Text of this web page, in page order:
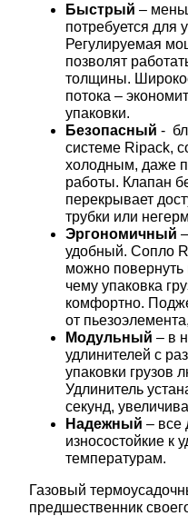
Быстрый –
потребуется для
Регулируемая
позволят
толщины.
потока –
упаковки.
Безопасный -
системе Ripack,
холодным, даже
работы. Клапан
перекрывает
трубки или
Эргономичный
удобный. Сопло
можно повернуть
чему упаковка
комфортно.
от
Модульный – в
удлинителей с
упаковки грузов
Удлинитель
секунд,
Надежный – все
износостойкие к
температурам.
Газовый
предшественник